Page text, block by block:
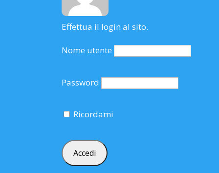
Effettua il login al sito.
Nome utente
Password
Ricordami